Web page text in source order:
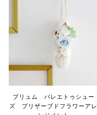
プリュム バレエトゥシュー
ズ プリザーブドフラワーアレ